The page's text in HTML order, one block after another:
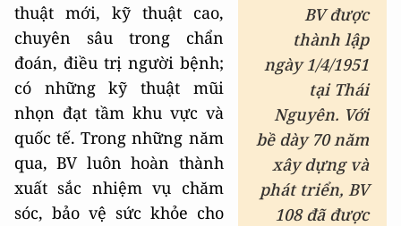
BVđược
thành lập
ngày 1/4/1951
tại Thái
Nguyên. Với
bề dày 70 năm
xây dựng và
phát triển, BV
108đã được
thuật mới, kỹ thuật cao,
chuyên sâu trong chẩn
đoán, điều trị người bệnh;
có những kỹ thuật mũi
nhọn đạt tầm khu vực và
quốc tế. Trong những năm
qua, BV luôn hoàn thành
xuất sắc nhiệm vụ chăm
sóc, bảo vệ sức khỏe cho